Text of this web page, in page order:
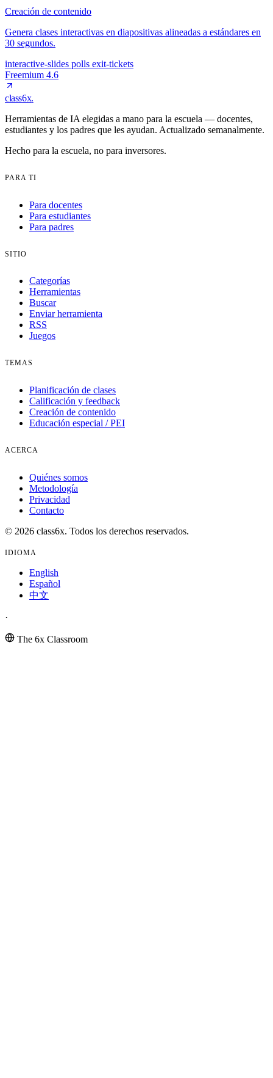
Creación de contenido
Genera clases interactivas en diapositivas alineadas a estándares en
30 segundos.
interactive-slides polls exit-tickets
Freemium 4.6
class6x.
Herramientas de IA elegidas a mano para la escuela — docentes,
estudiantes y los padres que les ayudan. Actualizado semanalmente.
Hecho para la escuela, no para inversores.
PARA TI
Para docentes
Para estudiantes
Para padres
SITIO
Categorías
Herramientas
Buscar
Enviar herramienta
RSS
Juegos
TEMAS
Planificación de clases
Calificación y feedback
Creación de contenido
Educación especial / PEI
ACERCA
Quiénes somos
Metodología
Privacidad
Contacto
© 2026 class6x. Todos los derechos reservados.
IDIOMA
English
Español
中文
·
The 6x Classroom